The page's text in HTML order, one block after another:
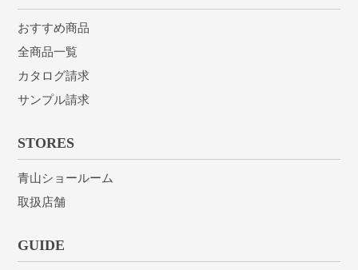
おすすめ商品
全商品一覧
カタログ請求
サンプル請求
STORES
青山ショールーム
取扱店舗
GUIDE